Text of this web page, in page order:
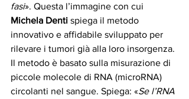
fasi». Questa l’immagine con cui
Michela Denti spiega il metodo
innovativo e affidabile sviluppato per
rilevare i tumori già alla loro insorgenza.
Il metodo è basato sulla misurazione di
piccole molecole di RNA (microRNA)
circolanti nel sangue. Spiega: «Se l’RNA